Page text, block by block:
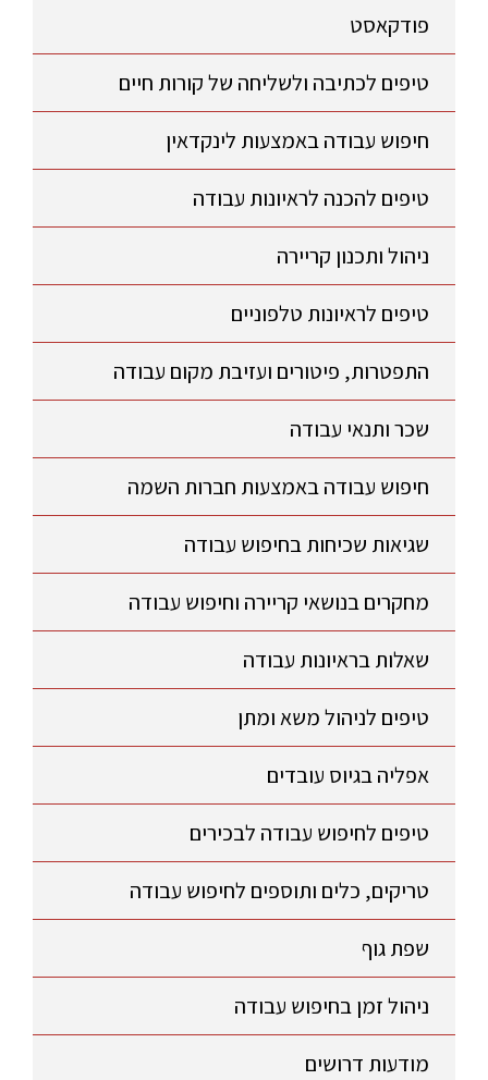
פודקאסט
טיפים לכתיבה ולשליחה של קורות חיים
חיפוש עבודה באמצעות לינקדאין
טיפים להכנה לראיונות עבודה
ניהול ותכנון קריירה
טיפים לראיונות טלפוניים
התפטרות, פיטורים ועזיבת מקום עבודה
שכר ותנאי עבודה
חיפוש עבודה באמצעות חברות השמה
שגיאות שכיחות בחיפוש עבודה
מחקרים בנושאי קריירה וחיפוש עבודה
שאלות בראיונות עבודה
טיפים לניהול משא ומתן
אפליה בגיוס עובדים
טיפים לחיפוש עבודה לבכירים
טריקים, כלים ותוספים לחיפוש עבודה
שפת גוף
ניהול זמן בחיפוש עבודה
מודעות דרושים